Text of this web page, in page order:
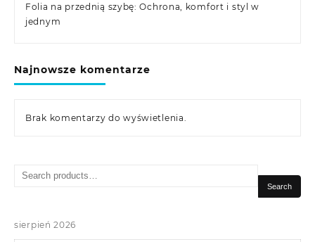
Folia na przednią szybę: Ochrona, komfort i styl w
jednym
Najnowsze komentarze
Brak komentarzy do wyświetlenia.
Search
Search
sierpień 2026